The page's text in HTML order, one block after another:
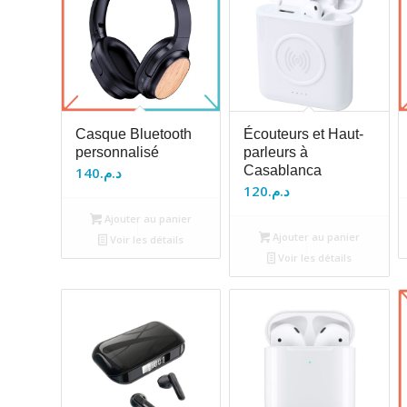
Casque Bluetooth
personnalisé
د.م.140
Ajouter au panier
Voir les détails
Écouteurs et Haut-
parleurs à
Casablanca
د.م.120
Ajouter au panier
Voir les détails